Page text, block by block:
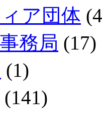
ア団体
務局 (17)
(1)
(141)